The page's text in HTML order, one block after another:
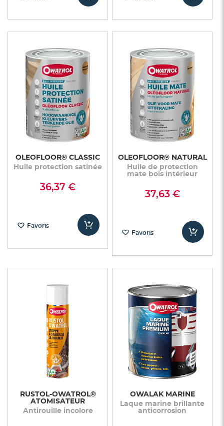
OLEOFLOOR® CLASSIC
Huile protection satinée
36,37 €
Favoris
OLEOFLOOR® NATURAL
Huile de protection
mate bois intérieur
37,63 €
Favoris
RUSTOL-OWATROL®
ATOMISATEUR
Antirouille incolore
OWALAK MARINE
Laque marine brillante
anticorrosion